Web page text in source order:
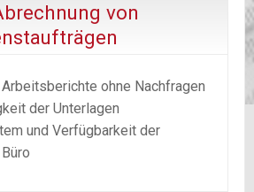
von
ohne Nachfragen
der Unterlagen
und Verfügbarkeit der